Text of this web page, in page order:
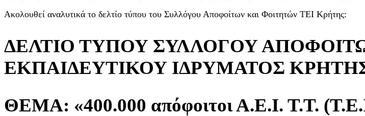
Ακολουθεί αναλυτικά το δελτίο τύπου του Συλλόγου Αποφοίτων και Φοιτητών ΤΕΙ Κρήτης:
ΔΕΛΤΙΟ ΤΥΠΟΥ ΣΥΛΛΟΓΟΥ
ΕΚΠΑΙΔΕΥΤΙΚΟΥ ΙΔΡΥΜΑΤΟΣ ΚΡΗΤΗΣ
ΘΕΜΑ: «400.000 απόφοιτοι Α.Ε.Ι. Τ.Τ.